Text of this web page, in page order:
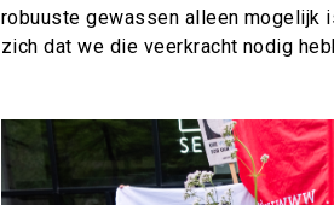
robuuste gewassen alleen mogelijk
zich dat we die veerkracht nodig